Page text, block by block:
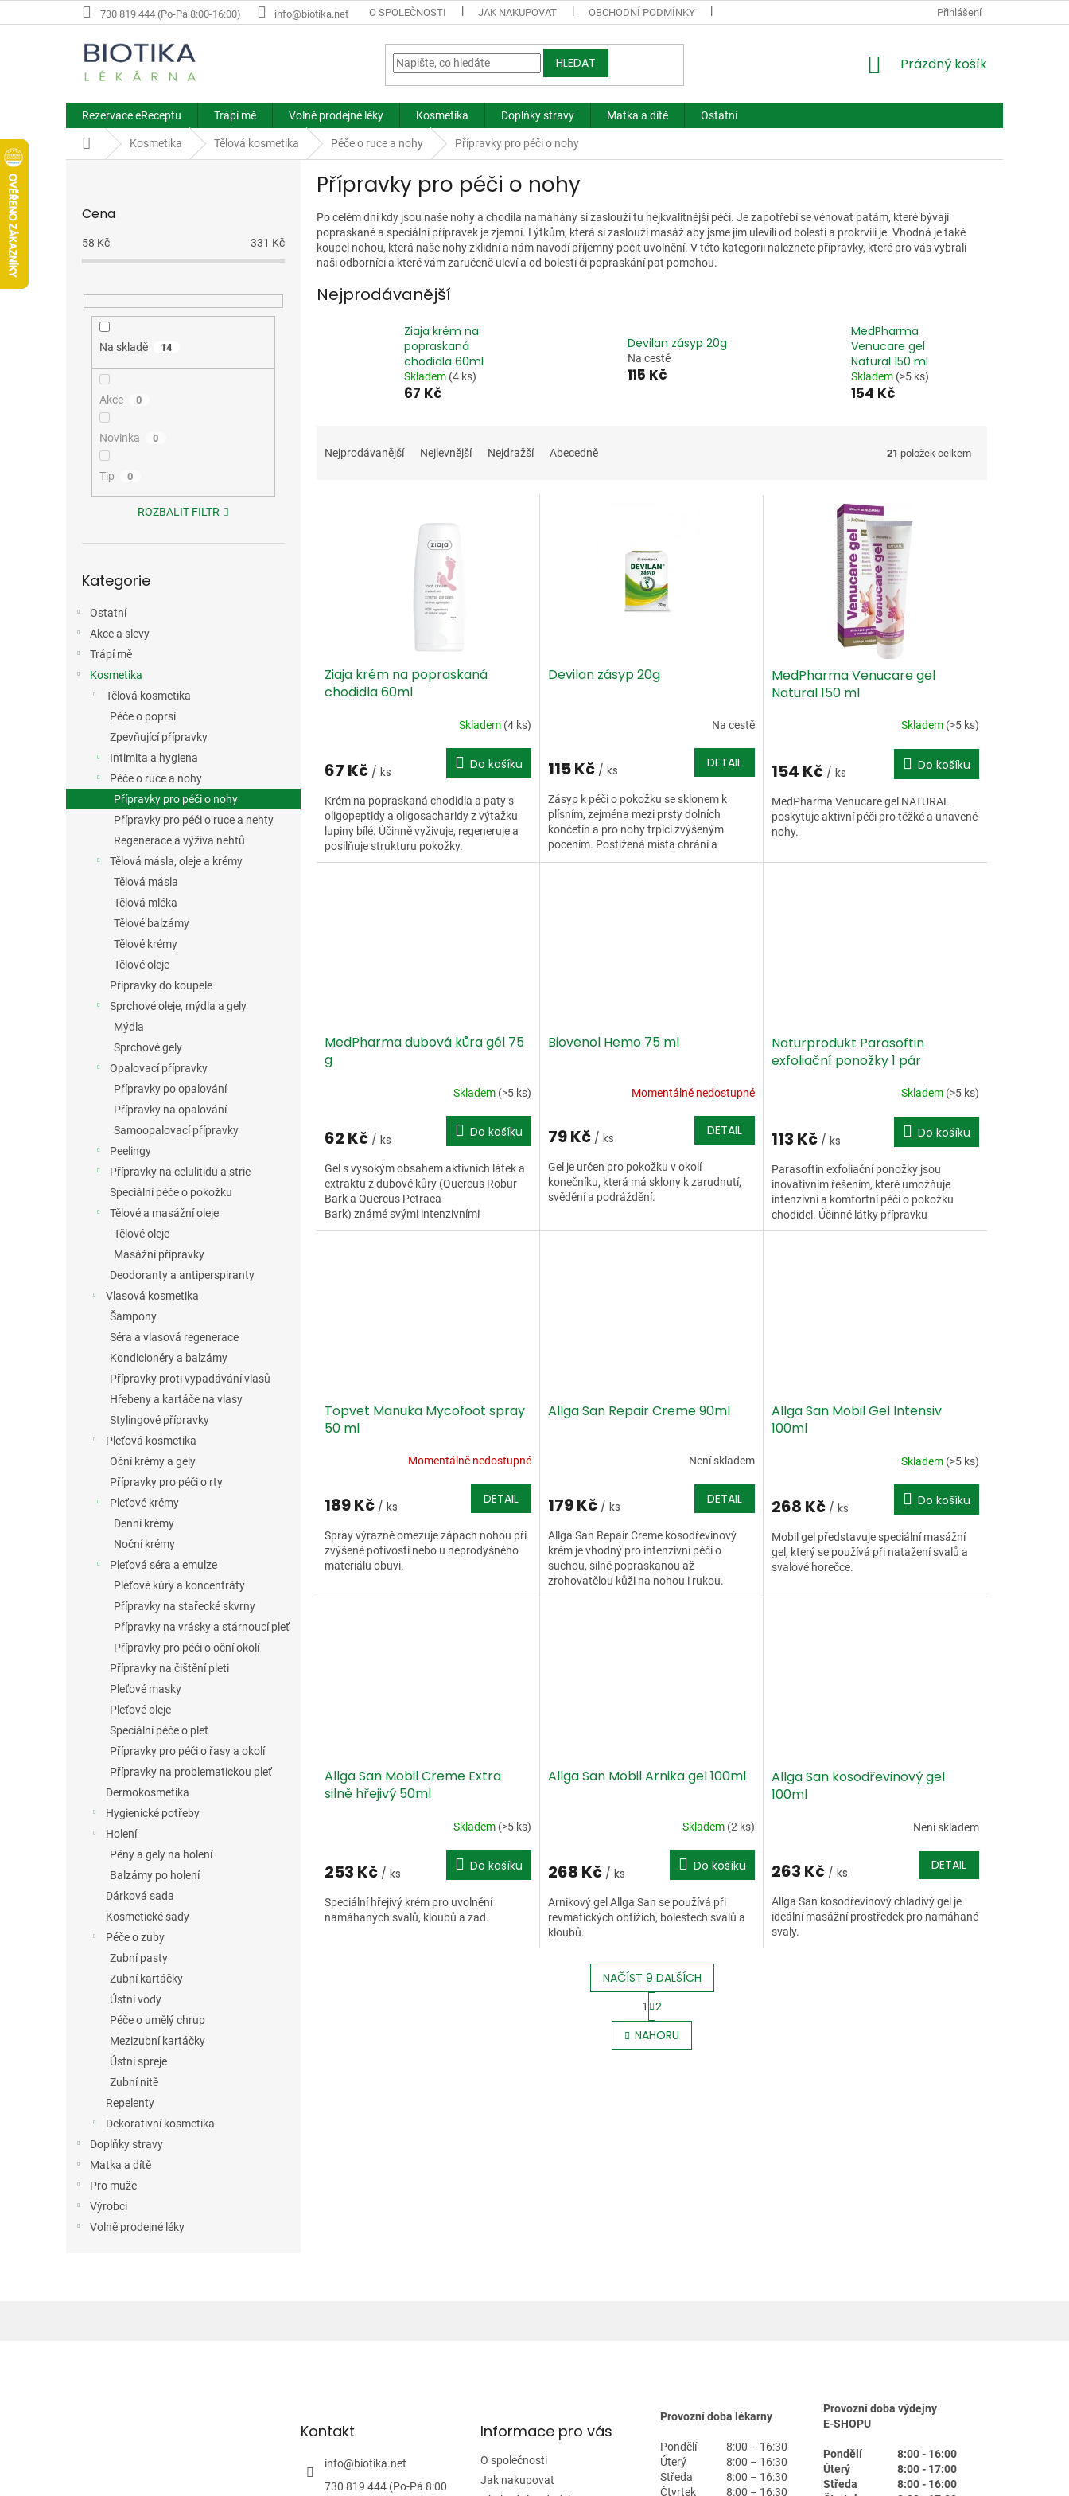
na
730 819 444 (Po-Pá 8:00-16:00) info@biotika.net O SPOLEČNOSTI JAK NAKUPOVAT OBCHODNÍ PODMÍNKY VPOIS
Přihlášení
HLEDAT
NÁKUPNÍ
Prázdný košík
Rezervace eReceptu Trápí mě Volně prodejné léky Kosmetika Doplňky stravy Matka a dítě Ostatní
Domů Kosmetika Tělová kosmetika Péče o ruce a nohy Přípravky pro péči o nohy
Cena
58 Kč 331 Kč
Na skladě 14
Akce 0
Novinka 0
Tip 0
ROZBALIT FILTR
kategorie
Kategorie
Ostatní
Akce a slevy
Trápí mě
Kosmetika
Tělová kosmetika
Péče o poprsí
Zpevňující přípravky
Intimita a hygiena
Péče o ruce a nohy
Přípravky pro péči o nohy
Přípravky pro péči o ruce a nehty
Regenerace a výživa nehtů
Tělová másla, oleje a krémy
Tělová másla
Tělová mléka
Tělové balzámy
Tělové krémy
Tělové oleje
Přípravky do koupele
Sprchové oleje, mýdla a gely
Mýdla
Sprchové gely
Opalovací přípravky
Přípravky po opalování
Přípravky na opalování
Samoopalovací přípravky
Peelingy
Přípravky na celulitidu a strie
Speciální péče o pokožku
Tělové a masážní oleje
Tělové oleje
Masážní přípravky
Deodoranty a antiperspiranty
Vlasová kosmetika
Šampony
Séra a vlasová regenerace
Kondicionéry a balzámy
Přípravky proti vypadávání vlasů
Hřebeny a kartáče na vlasy
Stylingové přípravky
Pleťová kosmetika
Oční krémy a gely
Přípravky pro péči o rty
Pleťové krémy
Denní krémy
Noční krémy
Pleťová séra a emulze
Pleťové kúry a koncentráty
Přípravky na stařecké skvrny
Přípravky na vrásky a stárnoucí pleť
Přípravky pro péči o oční okolí
Přípravky na čištění pleti
Pleťové masky
Pleťové oleje
Speciální péče o pleť
Přípravky pro péči o řasy a okolí
Přípravky na problematickou pleť
Dermokosmetika
Hygienické potřeby
Holení
Pěny a gely na holení
Balzámy po holení
Dárková sada
Kosmetické sady
Péče o zuby
Zubní pasty
Zubní kartáčky
Ústní vody
Péče o umělý chrup
Mezizubní kartáčky
Ústní spreje
Zubní nitě
Repelenty
Dekorativní kosmetika
Doplňky stravy
Matka a dítě
Pro muže
Výrobci
Volně prodejné léky
Přípravky pro péči o nohy
Po celém dni kdy jsou naše nohy a chodila namáhány si zaslouží tu nejkvalitnější péči. Je zapotřebí se věnovat patám, které bývají
popraskané a speciální přípravek je zjemní. Lýtkům, která si zaslouží masáž aby jsme jim ulevili od bolesti a prokrvili je. Vhodná je také
koupel nohou, která naše nohy zklidní a nám navodí příjemný pocit uvolnění. V této kategorii naleznete přípravky, které pro vás vybrali
naši odborníci a které vám zaručeně uleví a od bolesti či popraskání pat pomohou.
Nejprodávanější
Ziaja krém na
popraskaná
chodidla 60ml
Skladem (4 ks)
67 Kč
Devilan zásyp 20g
Na cestě
115 Kč
MedPharma
Venucare gel
Natural 150 ml
Skladem (>5 ks)
154 Kč
aNejprodávanější Nejlevnější Nejdražší Abecedně 21 položek celkem
Ziaja krém na popraskaná
chodidla 60ml
Skladem (4 ks)
67 Kč / ks Do košíku
Krém na popraskaná chodidla a paty s
oligopeptidy a oligosacharidy z výtažku
lupiny bílé. Účinně vyživuje, regeneruje a
posilňuje strukturu pokožky.
Devilan zásyp 20g
Na cestě
115 Kč / ks DETAIL
Zásyp k péči o pokožku se sklonem k
plísním, zejména mezi prsty dolních
končetin a pro nohy trpící zvýšeným
pocením. Postižená místa chrání a
regeneruje. Při zvýšené potivosti...
MedPharma Venucare gel
Natural 150 ml
Skladem (>5 ks)
154 Kč / ks Do košíku
MedPharma Venucare gel NATURAL
poskytuje aktivní péči pro těžké a unavené
nohy.
MedPharma dubová kůra gél 75
g
Skladem (>5 ks)
62 Kč / ks Do košíku
Gel s vysokým obsahem aktivních látek a
extraktu z dubové kůry (Quercus Robur
Bark a Quercus Petraea
Bark) známé svými intenzivními
adstringentními...
Biovenol Hemo 75 ml
Momentálně nedostupné
79 Kč / ks DETAIL
Gel je určen pro pokožku v okolí
konečníku, která má sklony k zarudnutí,
svědění a podráždění.
Naturprodukt Parasoftin
exfoliační ponožky 1 pár
Skladem (>5 ks)
113 Kč / ks Do košíku
Parasoftin exfoliační ponožky jsou
inovativním řešením, které umožňuje
intenzivní a komfortní péči o pokožku
chodidel. Účinné látky přípravku
Parasoftin pronikají do horní...
Topvet Manuka Mycofoot spray
50 ml
Momentálně nedostupné
189 Kč / ks DETAIL
Spray výrazně omezuje zápach nohou při
zvýšené potivosti nebo u neprodyšného
materiálu obuvi.
Allga San Repair Creme 90ml
Není skladem
179 Kč / ks DETAIL
Allga San Repair Creme kosodřevinový
krém je vhodný pro intenzivní péči o
suchou, silně popraskanou až
zrohovatělou kůži na nohou i rukou.
Allga San Mobil Gel Intensiv
100ml
Skladem (>5 ks)
268 Kč / ks Do košíku
Mobil gel představuje speciální masážní
gel, který se používá při natažení svalů a
svalové horečce.
Allga San Mobil Creme Extra
silně hřejivý 50ml
Skladem (>5 ks)
253 Kč / ks Do košíku
Speciální hřejivý krém pro uvolnění
namáhaných svalů, kloubů a zad.
Allga San Mobil Arnika gel 100ml
Skladem (2 ks)
268 Kč / ks Do košíku
Arnikový gel Allga San se používá při
revmatických obtížích, bolestech svalů a
kloubů.
Allga San kosodřevinový gel
100ml
Není skladem
263 Kč / ks DETAIL
Allga San kosodřevinový chladivý gel je
ideální masážní prostředek pro namáhané
svaly.
O
v
NAČÍST 9 DALŠÍCH
S
t
r
á
n
1 2
NAHORU
Kontakt
info@biotika.net
730 819 444 (Po-Pá 8:00
Informace pro vás
O společnosti
Jak nakupovat
Provozní doba lékarny
Pondělí
8:00 – 16:30
Úterý
8:00 – 16:30
Středa
8:00 – 16:30
Čtvrtek
8:00 – 16:30
Provozní doba výdejny
E-SHOPU
Pondělí
8:00 - 16:00
Úterý
8:00 - 17:00
Středa
8:00 - 16:00